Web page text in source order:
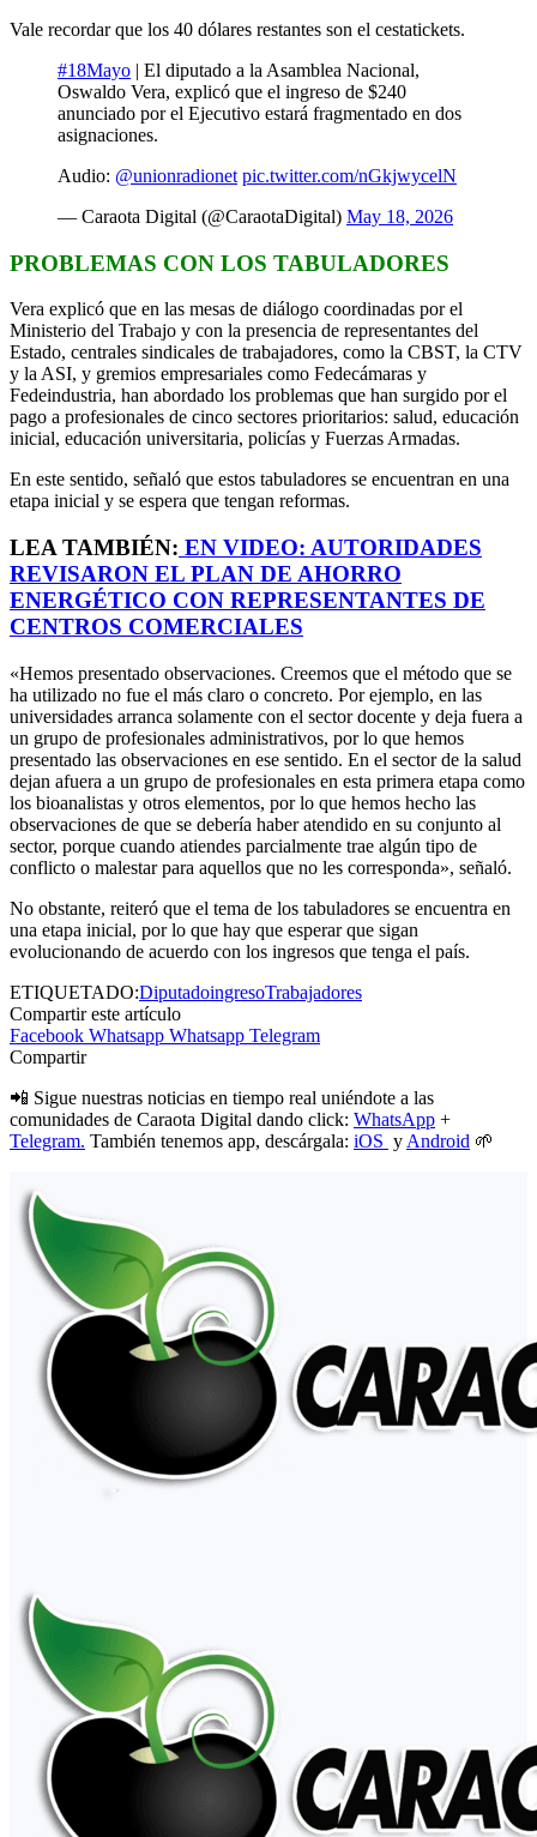
Vale recordar que los 40 dólares restantes son el cestatickets.
#18Mayo | El diputado a la Asamblea Nacional,
Oswaldo Vera, explicó que el ingreso de $240
anunciado por el Ejecutivo estará fragmentado en dos
asignaciones.
Audio: @unionradionet pic.twitter.com/nGkjwycelN
— Caraota Digital (@CaraotaDigital) May 18, 2026
PROBLEMAS CON LOS TABULADORES
Vera explicó que en las mesas de diálogo coordinadas por el
Ministerio del Trabajo y con la presencia de representantes del
Estado, centrales sindicales de trabajadores, como la CBST, la CTV
y la ASI, y gremios empresariales como Fedecámaras y
Fedeindustria, han abordado los problemas que han surgido por el
pago a profesionales de cinco sectores prioritarios: salud, educación
inicial, educación universitaria, policías y Fuerzas Armadas.
En este sentido, señaló que estos tabuladores se encuentran en una
etapa inicial y se espera que tengan reformas.
LEA TAMBIÉN: EN VIDEO: AUTORIDADES
REVISARON EL PLAN DE AHORRO
ENERGÉTICO CON REPRESENTANTES DE
CENTROS COMERCIALES
«Hemos presentado observaciones. Creemos que el método que se
ha utilizado no fue el más claro o concreto. Por ejemplo, en las
universidades arranca solamente con el sector docente y deja fuera a
un grupo de profesionales administrativos, por lo que hemos
presentado las observaciones en ese sentido. En el sector de la salud
dejan afuera a un grupo de profesionales en esta primera etapa como
los bioanalistas y otros elementos, por lo que hemos hecho las
observaciones de que se debería haber atendido en su conjunto al
sector, porque cuando atiendes parcialmente trae algún tipo de
conflicto o malestar para aquellos que no les corresponda», señaló.
No obstante, reiteró que el tema de los tabuladores se encuentra en
una etapa inicial, por lo que hay que esperar que sigan
evolucionando de acuerdo con los ingresos que tenga el país.
ETIQUETADO:DiputadoingresoTrabajadores
Compartir este artículo
Facebook Whatsapp Whatsapp Telegram
Compartir
📲 Sigue nuestras noticias en tiempo real uniéndote a las
comunidades de Caraota Digital dando click: WhatsApp +
Telegram. También tenemos app, descárgala: iOS y Android 🌱